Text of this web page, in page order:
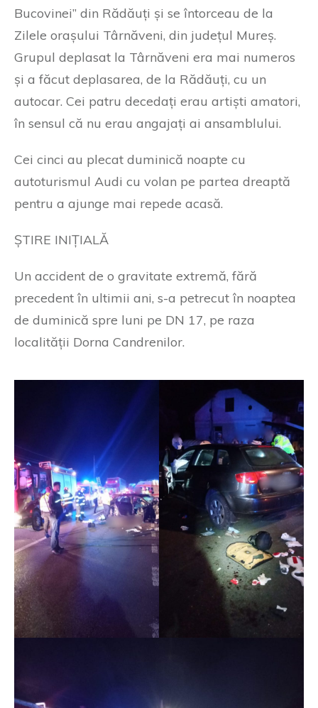
Bucovinei” din Rădăuți și se întorceau de la
Zilele orașului Târnăveni, din județul Mureș.
Grupul deplasat la Târnăveni era mai numeros
și a făcut deplasarea, de la Rădăuți, cu un
autocar. Cei patru decedați erau artiști amatori,
în sensul că nu erau angajați ai ansamblului.
Cei cinci au plecat duminică noapte cu
autoturismul Audi cu volan pe partea dreaptă
pentru a ajunge mai repede acasă.
ȘTIRE INIȚIALĂ
Un accident de o gravitate extremă, fără
precedent în ultimii ani, s-a petrecut în noaptea
de duminică spre luni pe DN 17, pe raza
localității Dorna Candrenilor.